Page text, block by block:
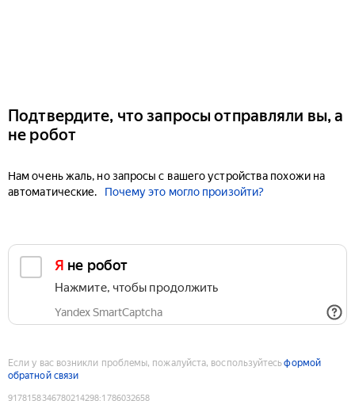
Подтвердите, что запросы отправляли вы, а
не робот
Нам очень жаль, но запросы с вашего устройства похожи на
автоматические.
Почему это могло произойти?
Я не робот
Нажмите, чтобы продолжить
Yandex SmartCaptcha
Если у вас возникли проблемы, пожалуйста, воспользуйтесьформой
обратной связи
9178158346780214298:1786032658